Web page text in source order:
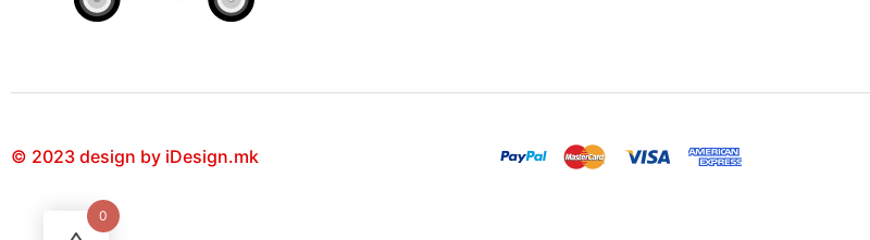
© 2023 design by iDesign.mk
0